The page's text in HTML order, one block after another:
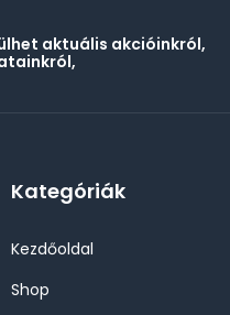
aktuális akcióinkról,
Kategóriák
Kezdőoldal
Shop